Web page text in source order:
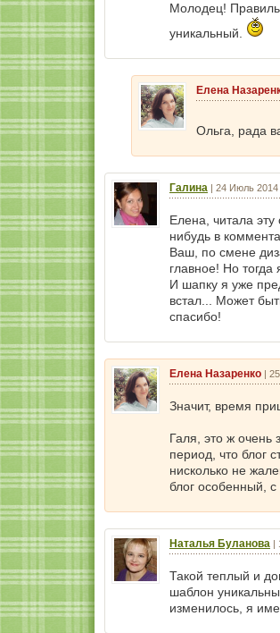
Молодец!
уникальный.
Елена
Ольга, рада
Галина | 24 Июль 2014
Елена, читала
нибудь в
Ваш, по смене
главное! Но тогда
И шапку я уже
встал... Может
спасибо!
Елена Назаренко |
Значит, время
Галя, это ж очень
период, что блог
нисколько не
блог особенный,
Наталья Буланова |
Такой теплый и
шаблон
изменилось, я